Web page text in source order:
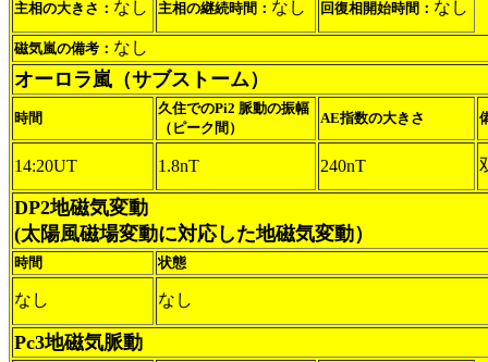
主相の大きさ： なし 主相の継続時間： なし 回復相開始時間： なし
磁気嵐の備考： なし
オーロラ嵐（サブストーム）
時間
久住でのPi2 脈動の振幅
（ピーク間）
AE指数の大きさ
14:20UT 1.8nT 240nT
DP2地磁気変動
(太陽風磁場変動に対応した地磁気変動）
時間 状態
なし なし
Pc3地磁気脈動